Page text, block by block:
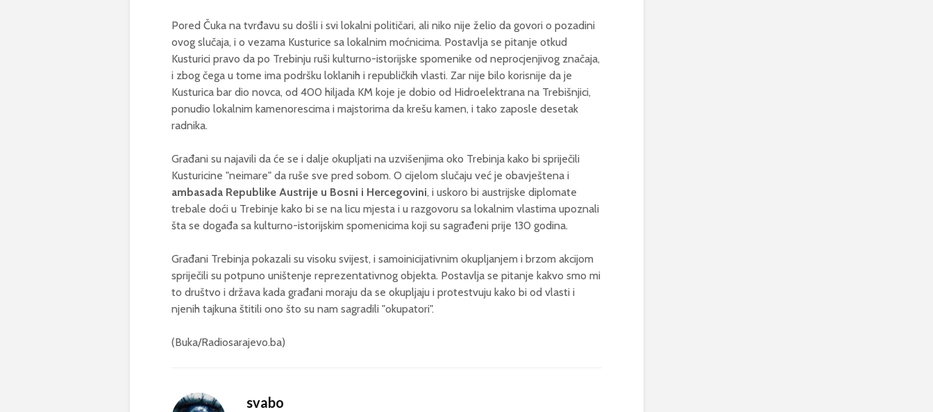
Pored Čuka na tvrđavu su došli i svi lokalni političari, ali niko nije želio da govori o pozadini
ovog slučaja, i o vezama Kusturice sa lokalnim moćnicima. Postavlja se pitanje otkud
Kusturici pravo da po Trebinju ruši kulturno-istorijske spomenike od neprocjenjivog značaja,
i zbog čega u tome ima podršku loklanih i republičkih vlasti. Zar nije bilo korisnije da je
Kusturica bar dio novca, od 400 hiljada KM koje je dobio od Hidroelektrana na Trebišnjici,
ponudio lokalnim kamenorescima i majstorima da krešu kamen, i tako zaposle desetak
radnika.
Građani su najavili da će se i dalje okupljati na uzvišenjima oko Trebinja kako bi spriječili
Kusturicine "neimare" da ruše sve pred sobom. O cijelom slučaju već je obavještena i
ambasada Republike Austrije u Bosni i Hercegovini, i uskoro bi austrijske diplomate
trebale doći u Trebinje kako bi se na licu mjesta i u razgovoru sa lokalnim vlastima upoznali
šta se događa sa kulturno-istorijskim spomenicima koji su sagrađeni prije 130 godina.
Građani Trebinja pokazali su visoku svijest, i samoinicijativnim okupljanjem i brzom akcijom
spriječili su potpuno uništenje reprezentativnog objekta. Postavlja se pitanje kakvo smo mi
to društvo i država kada građani moraju da se okupljaju i protestvuju kako bi od vlasti i
njenih tajkuna štitili ono što su nam sagradili "okupatori".
(Buka/Radiosarajevo.ba)
svabo